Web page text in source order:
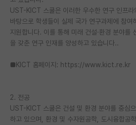
반도체 아카데미
재팬라운지 🌸
UST-KICT 스쿨은 이러한 우수한 연구 인프라
바탕으로 학생들이 실제 국가 연구과제에 참여
지원합니다. 이를 통해 미래 건설·환경 분야를
을 갖춘 연구 인재를 양성하고 있습니다..
■KICT 홈페이지: https://www.kict.re.kr
2. 전공
UST-KICT 스쿨은 건설 및 환경 분야를 중심
하고 있으며, 환경 및 수자원공학, 도시융합공